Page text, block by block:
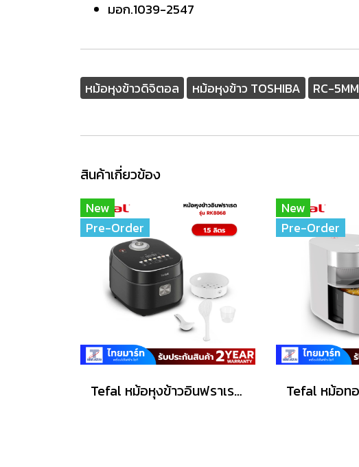
มอก.1039-2547
หม้อหุงข้าวดิจิตอล หม้อหุงข้าว TOSHIBA RC-5MM
สินค้าเกี่ยวข้อง
New
Pre-Order
Tefal หม้อหุงข้าวอินฟราเรด ขนาด 1.5L รุ่น RK8868
New
Pre-Order